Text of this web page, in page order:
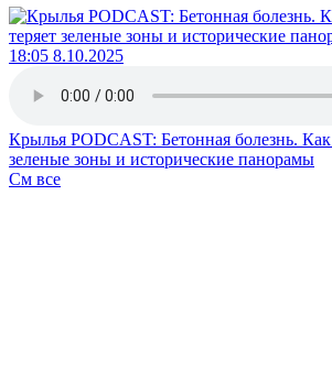
18:05 8.10.2025
Крылья PODCAST: Бетонная болезнь. Как
зеленые зоны и исторические панорамы
См все